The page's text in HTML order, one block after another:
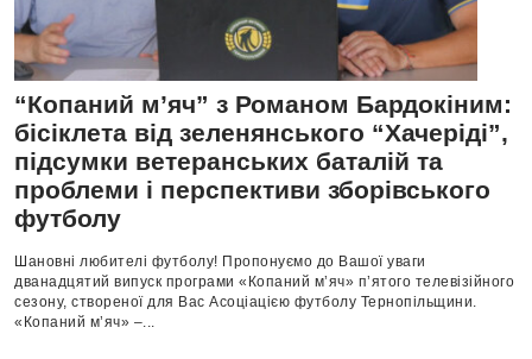
“Копаний м’яч” з Романом Бардокіним:
бісіклета від зеленянського “Хачеріді”,
підсумки ветеранських баталій та
проблеми і перспективи зборівського
футболу
Шановні любителі футболу! Пропонуємо до Вашої уваги
дванадцятий випуск програми «Копаний м’яч» п’ятого телевізійного
сезону, створеної для Вас Асоціацією футболу Тернопільщини.
«Копаний м’яч» –...